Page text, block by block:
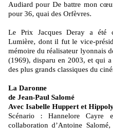
Audiard pour De battre mon
pour 36, quai des Orfèvres.
Le Prix Jacques Deray a été
Lumière, dont il fut le vice-
mémoire du réalisateur lyonnais
(1969), disparu en 2003, et qui
des plus grands classiques du
La Daronne
de Jean-Paul Salomé
Avec Isabelle Huppert et
Scénario : Hannelore Cayre
collaboration d’Antoine